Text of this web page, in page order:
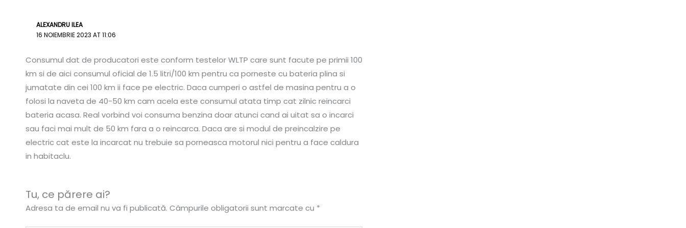
ALEXANDRU ILEA
16 NOIEMBRIE 2023 AT 11:06
Consumul dat de producatori este conform testelor WLTP care sunt facute pe primii 100
km si de aici consumul oficial de 1.5 litri/100 km pentru ca porneste cu bateria plina si
jumatate din cei 100 km ii face pe electric. Daca cumperi o astfel de masina pentru a o
folosi la naveta de 40-50 km cam acela este consumul atata timp cat zilnic reincarci
bateria acasa. Real vorbind voi consuma benzina doar atunci cand ai uitat sa o incarci
sau faci mai mult de 50 km fara a o reincarca. Daca are si modul de preincalzire pe
electric cat este la incarcat nu trebuie sa porneasca motorul nici pentru a face caldura
in habitaclu.
Tu, ce părere ai?
Adresa ta de email nu va fi publicată. Câmpurile obligatorii sunt marcate cu *